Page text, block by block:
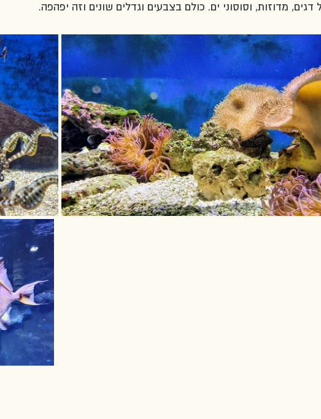
דגים, מדוזות, וסוסוני ים. כולם בצבעים וגדלים שונים וזה יפהפה.